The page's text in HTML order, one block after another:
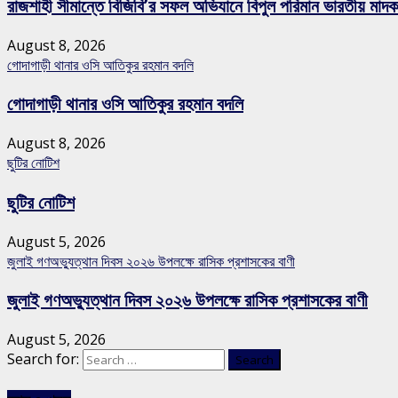
রাজশাহী সীমান্তে বিজিবি’র সফল অভিযানে বিপুল পরিমান ভারতীয়
August 8, 2026
গোদাগাড়ী থানার ওসি আতিকুর রহমান বদলি
গোদাগাড়ী থানার ওসি আতিকুর রহমান বদলি
August 8, 2026
ছুটির নোটিশ
ছুটির নোটিশ
August 5, 2026
জুলাই গণঅভ্যুত্থান দিবস ২০২৬ উপলক্ষে রাসিক প্রশাসকের বাণী
জুলাই গণঅভ্যুত্থান দিবস ২০২৬ উপলক্ষে রাসিক প্রশাসকের বাণী
August 5, 2026
Search for: